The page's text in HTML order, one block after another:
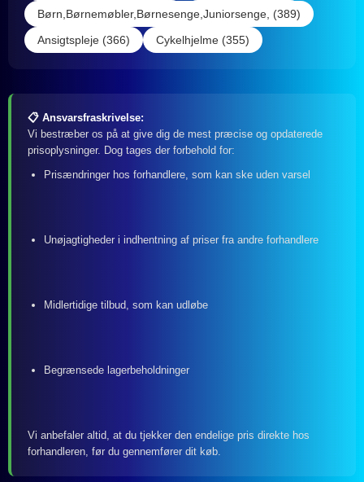
Børn,Børnemøbler,Børnesenge,Juniorsenge, (389)
Ansigtspleje (366)
Cykelhjelme (355)
📋 Ansvarsfraskrivelse:
Vi bestræber os på at give dig de mest præcise og opdaterede
prisoplysninger. Dog tages der forbehold for:
Prisændringer hos forhandlere, som kan ske uden varsel
Unøjagtigheder i indhentning af priser fra andre forhandlere
Midlertidige tilbud, som kan udløbe
Begrænsede lagerbeholdninger
Vi anbefaler altid, at du tjekker den endelige pris direkte hos
forhandleren, før du gennemfører dit køb.